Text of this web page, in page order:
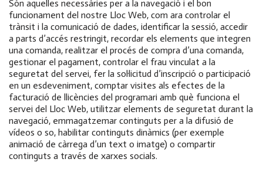
Són aquelles necessàries per a la navegació i el bon
funcionament del nostre Lloc Web, com ara controlar el
trànsit i la comunicació de dades, identificar la sessió, accedir
a parts d’accés restringit, recordar els elements que integren
una comanda, realitzar el procés de compra d’una comanda,
gestionar el pagament, controlar el frau vinculat a la
seguretat del servei, fer la sol·licitud d’inscripció o participació
en un esdeveniment, comptar visites als efectes de la
facturació de llicències del programari amb què funciona el
servei del Lloc Web, utilitzar elements de seguretat durant la
navegació, emmagatzemar continguts per a la difusió de
vídeos o so, habilitar continguts dinàmics (per exemple
animació de càrrega d’un text o imatge) o compartir
continguts a través de xarxes socials.